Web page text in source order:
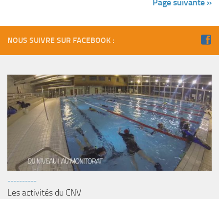
Page suivante »
NOUS SUIVRE SUR FACEBOOK :
----------
Les activités du CNV